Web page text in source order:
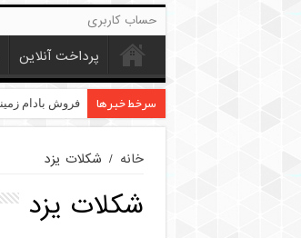
حساب کاربری
پرداخت آنلاین
سرخط خبرها فروش بادام
خرید عمده کنجد
خانه / شکلات یزد
شکلات یزد